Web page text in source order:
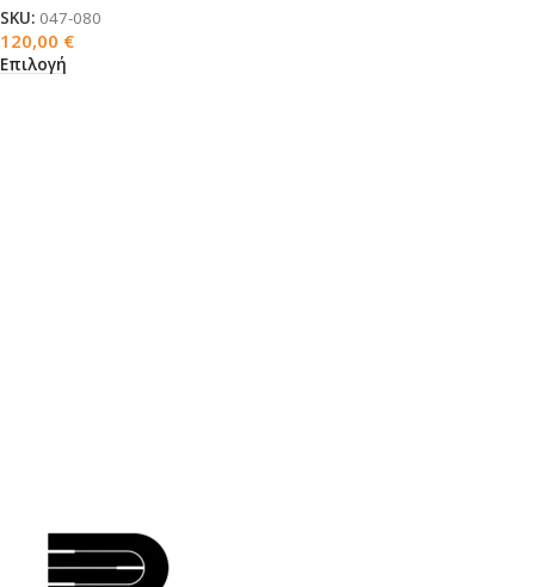
SKU: 047-080
120,00 €
Επιλογή